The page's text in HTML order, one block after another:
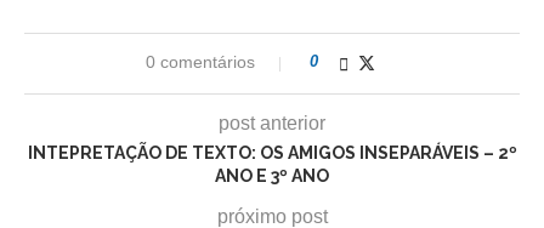
0 comentários 0
post anterior
INTEPRETAÇÃO DE TEXTO: OS AMIGOS INSEPARÁVEIS – 2º
ANO E 3º ANO
próximo post